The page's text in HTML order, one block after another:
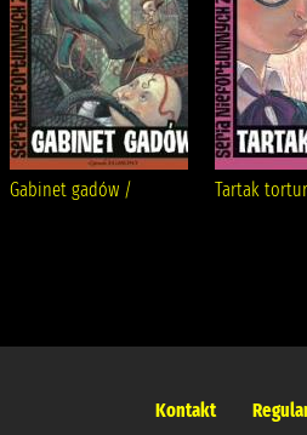
Gabinet gadów / Tartak
Kontakt